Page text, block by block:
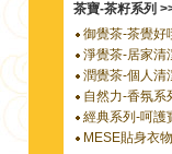
茶寶-茶籽系列
御覺茶-茶覺好
淨覺茶-居家清
潤覺茶-個人清
自然力-香氛系
經典系列-呵護
MESE貼身衣